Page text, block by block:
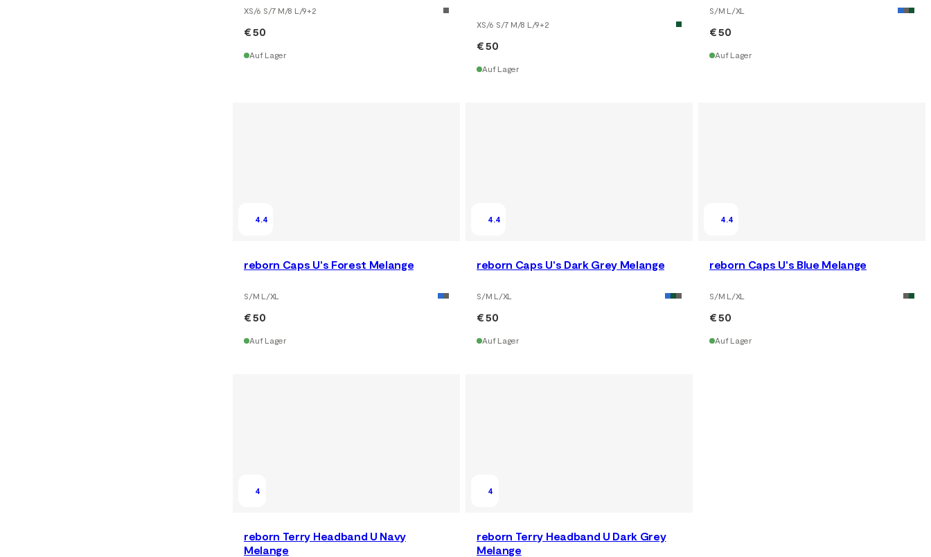
XS/6 S/7 M/8 L/9+2
€ 50
Auf Lager
XS/6 S/7 M/8 L/9+2
€ 50
Auf Lager
S/M L/XL
€ 50
Auf Lager
4.4
reborn Caps U's Forest Melange
S/M L/XL
€ 50
Auf Lager
4.4
reborn Caps U's Dark Grey Melange
S/M L/XL
€ 50
Auf Lager
4.4
reborn Caps U's Blue Melange
S/M L/XL
€ 50
Auf Lager
4
reborn Terry Headband U Navy
Melange
4
reborn Terry Headband U Dark Grey
Melange